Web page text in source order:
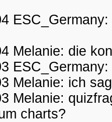
Melanie: die
Melanie: ich
Melanie:
charts?